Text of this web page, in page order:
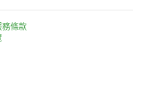
務條款